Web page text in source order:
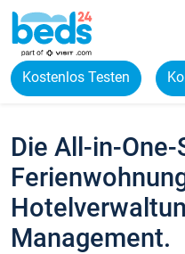
Kostenlos Testen
Die All-in-
Management.